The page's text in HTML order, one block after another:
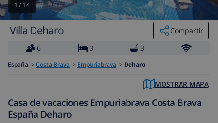
1 / 14
Villa Deharo
Compartir
6
3 3
España > Costa Brava > Empuriabrava > Deharo
MOSTRAR MAPA
Casa de vacaciones Empuriabrava Costa Brava
España Deharo